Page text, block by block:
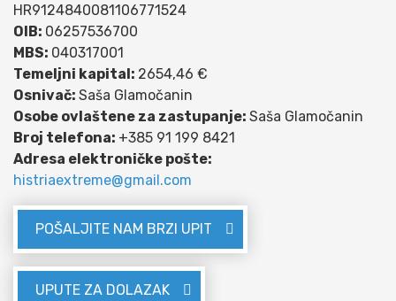
HR9124840081106771524
OIB: 06257536700
MBS: 040317001
Temeljni kapital: 2654,46 €
Osnivač: Saša Glamočanin
Osobe ovlaštene za zastupanje: Saša Glamočanin
Broj telefona: +385 91 199 8421
Adresa elektroničke pošte:
histriaextreme@gmail.com
POŠALJITE NAM BRZI UPIT
UPUTE ZA DOLAZAK